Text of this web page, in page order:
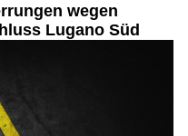
wegen
Lugano Süd